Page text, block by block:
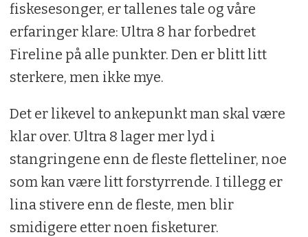
fiskesesonger, er tallenes tale og våre
erfaringer klare: Ultra 8 har forbedret
Fireline på alle punkter. Den er blitt litt
sterkere, men ikke mye.
Det er likevel to ankepunkt man skal være
klar over. Ultra 8 lager mer lyd i
stangringene enn de fleste fletteliner, noe
som kan være litt forstyrrende. I tillegg er
lina stivere enn de fleste, men blir
smidigere etter noen fisketurer.